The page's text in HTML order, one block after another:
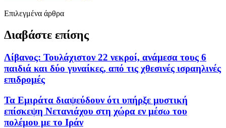
Επιλεγμένα άρθρα
Διαβάστε επίσης
Λίβανος: Τουλάχιστον 22 νεκροί, ανάμεσα τους 6
παιδιά και δύο γυναίκες, από τις χθεσινές ισραηλινές
επιδρομές
Τα Εμιράτα διαψεύδουν ότι υπήρξε μυστική
επίσκεψη Νετανιάχου στη χώρα εν μέσω του
πολέμου με το Ιράν